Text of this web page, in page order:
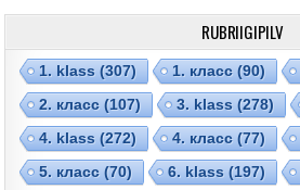
RUBRIIGIPILV
1. klass (307) 1. класс (90)
2. класс (107) 3. klass (278)
4. klass (272) 4. класс (77)
5. класс (70) 6. klass (197)